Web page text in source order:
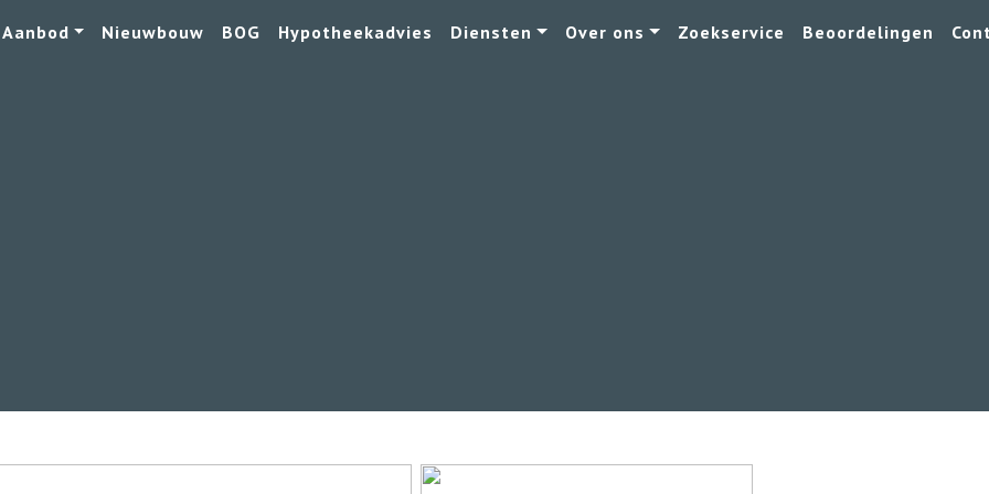
Aanbod Nieuwbouw BOG Hypotheekadvies Diensten Over ons Zoekservice Beoordelingen